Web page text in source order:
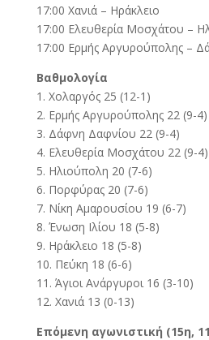
17:00 Χανιά – Ηράκλειο
17:00 Ελευθερία Μοσχάτου –
17:00 Ερμής Αργυρούπολης –
Βαθμολογία
1. Χολαργός 25 (12-1)
2. Ερμής Αργυρούπολης 22 (9-4)
3. Δάφνη Δαφνίου 22 (9-4)
4. Ελευθερία Μοσχάτου 22 (9-4)
5. Ηλιούπολη 20 (7-6)
6. Πορφύρας 20 (7-6)
7. Νίκη Αμαρουσίου 19 (6-7)
8. Ένωση Ιλίου 18 (5-8)
9. Ηράκλειο 18 (5-8)
10. Πεύκη 18 (6-6)
11. Άγιοι Ανάργυροι 16 (3-10)
12. Χανιά 13 (0-13)
Επόμενη αγωνιστική (15η,